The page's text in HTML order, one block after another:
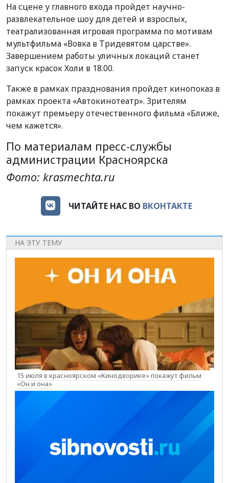
На сцене у главного входа пройдет научно-
развлекательное шоу для детей и взрослых,
театрализованная игровая программа по мотивам
мультфильма «Вовка в Тридевятом царстве».
Завершением работы уличных локаций станет
запуск красок Холи в 18.00.
Также в рамках празднования пройдет кинопоказ в
рамках проекта «Автокинотеатр». Зрителям
покажут премьеру отечественного фильма «Ближе,
чем кажется».
По материалам пресс-службы
администрации Красноярска
Фото: krasmechta.ru
ЧИТАЙТЕ НАС ВО ВКОНТАКТЕ
НА ЭТУ ТЕМУ
15 июля в красноярском «Кинодворике» покажут фильм
«Он и она»